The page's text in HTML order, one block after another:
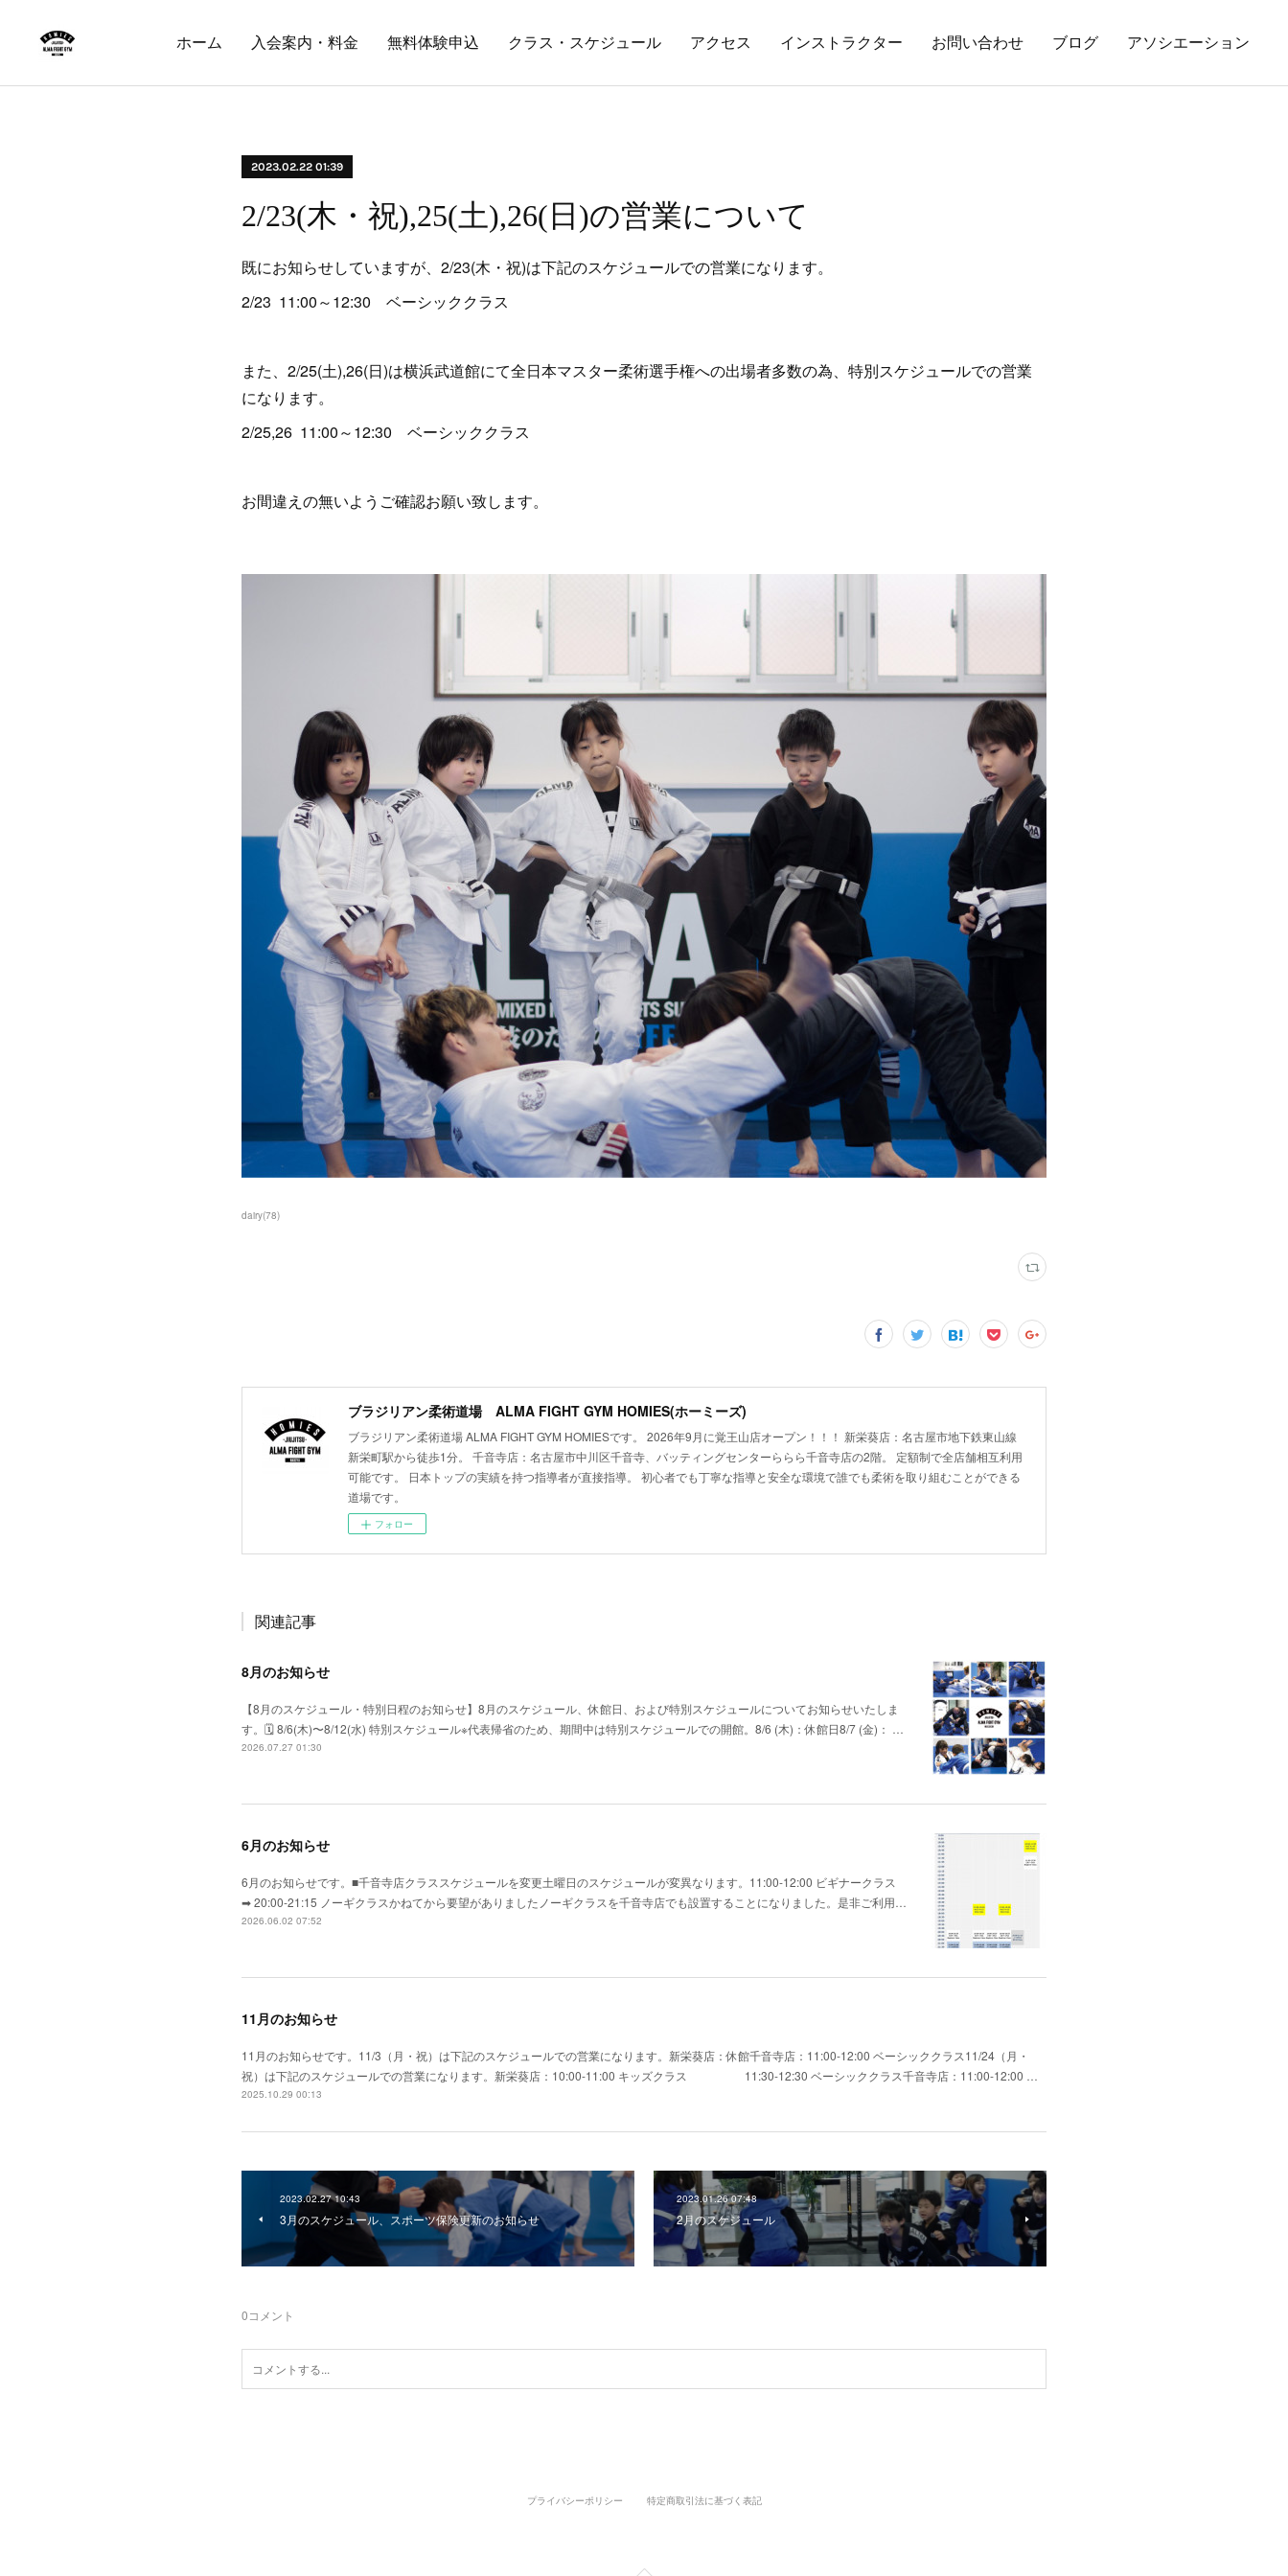
ホーム 入会案内・料金 無料体験申込 クラス・スケジュール アクセス インストラクター お問い合わせ ブログ アソシエーション
2023.02.22 01:39
2/23(木・祝),25(土),26(日)の営業について
既にお知らせしていますが、2/23(木・祝)は下記のスケジュールでの営業になります。
2/23 11:00～12:30 ベーシッククラス
また、2/25(土),26(日)は横浜武道館にて全日本マスター柔術選手権への出場者多数の為、特別スケジュールでの営業
になります。
2/25,26 11:00～12:30 ベーシッククラス
お間違えの無いようご確認お願い致します。
dairy(78)
ブラジリアン柔術道場 ALMA FIGHT GYM HOMIES(ホーミーズ)
ブラジリアン柔術道場 ALMA FIGHT GYM HOMIESです。 2026年9月に覚王山店オープン！！！ 新栄葵店：名古屋市地下鉄東山線
新栄町駅から徒歩1分。 千音寺店：名古屋市中川区千音寺、バッティングセンターららら千音寺店の2階。 定額制で全店舗相互利用
可能です。 日本トップの実績を持つ指導者が直接指導。 初心者でも丁寧な指導と安全な環境で誰でも柔術を取り組むことができる
道場です。
フォロー
関連記事
8月のお知らせ
【8月のスケジュール・特別日程のお知らせ】8月のスケジュール、休館日、および特別スケジュールについてお知らせいたしま
す。​🗓 8/6(木)〜8/12(水) 特別スケジュール​※代表帰省のため、期間中は特別スケジュールでの開館。​8/6 (木)：休館日​8/7 (金)： …
2026.07.27 01:30
6月のお知らせ
6月のお知らせです。■千音寺店クラススケジュールを変更土曜日のスケジュールが変異なります。11:00-12:00 ビギナークラス
➡ 20:00-21:15 ノーギクラスかねてから要望がありましたノーギクラスを千音寺店でも設置することになりました。是非ご利用…
2026.06.02 07:52
11月のお知らせ
11月のお知らせです。11/3（月・祝）は下記のスケジュールでの営業になります。新栄葵店：休館千音寺店：11:00-12:00 ベーシッククラス11/24（月・
祝）は下記のスケジュールでの営業になります。新栄葵店：10:00-11:00 キッズクラス 11:30-12:30 ベーシッククラス千音寺店：11:00-12:00 …
2025.10.29 00:13
2023.02.27 10:43
3月のスケジュール、スポーツ保険更新のお知らせ
2023.01.26 07:48
2月のスケジュール
0コメント
プライバシーポリシー 特定商取引法に基づく表記